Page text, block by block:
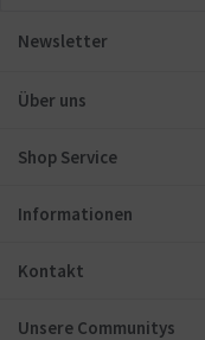
Newsletter
Über uns
Shop Service
Informationen
Kontakt
Unsere Communitys